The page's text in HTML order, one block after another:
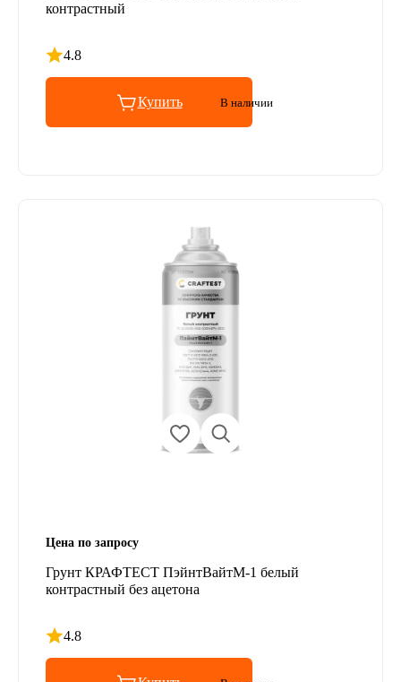
контрастный
4.8
Рейтинг 4.8 из 5
Купить В наличии
Цена по запросу
Грунт КРАФТЕСТ ПэйнтВайтМ-1 белый
контрастный без ацетона
4.8
Рейтинг 4.8 из 5